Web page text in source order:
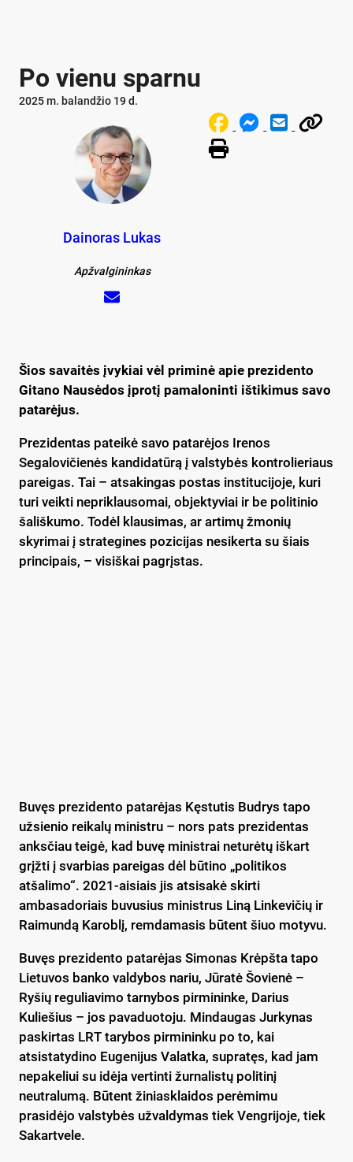
Po vienu sparnu
2025 m. balandžio 19 d.
Dainoras Lukas
Apžvalgininkas
Šios savaitės įvykiai vėl priminė apie prezidento
Gitano Nausėdos įprotį pamaloninti ištikimus savo
patarėjus.
Prezidentas pateikė savo patarėjos Irenos
Segalovičienės kandidatūrą į valstybės kontrolieriaus
pareigas. Tai – atsakingas postas institucijoje, kuri
turi veikti nepriklausomai, objektyviai ir be politinio
šališkumo. Todėl klausimas, ar artimų žmonių
skyrimai į strategines pozicijas nesikerta su šiais
principais, – visiškai pagrįstas.
Buvęs prezidento patarėjas Kęstutis Budrys tapo
užsienio reikalų ministru – nors pats prezidentas
anksčiau teigė, kad buvę ministrai neturėtų iškart
grįžti į svarbias pareigas dėl būtino „politikos
atšalimo“. 2021-aisiais jis atsisakė skirti
ambasadoriais buvusius ministrus Liną Linkevičių ir
Raimundą Karoblį, remdamasis būtent šiuo motyvu.
Buvęs prezidento patarėjas Simonas Krėpšta tapo
Lietuvos banko valdybos nariu, Jūratė Šovienė –
Ryšių reguliavimo tarnybos pirmininke, Darius
Kuliešius – jos pavaduotoju. Mindaugas Jurkynas
paskirtas LRT tarybos pirmininku po to, kai
atsistatydino Eugenijus Valatka, supratęs, kad jam
nepakeliui su idėja vertinti žurnalistų politinį
neutralumą. Būtent žiniasklaidos perėmimu
prasidėjo valstybės užvaldymas tiek Vengrijoje, tiek
Sakartvele.